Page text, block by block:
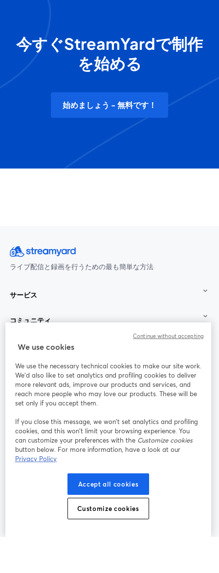
今すぐStreamYardで制作
を始める
始めましょう - 無料です！
ライブ配信と録画を行うための最も簡単な方法
サービス
コミュニティ
StreamYard：
参加する
ライ
ンセ
ミナ
ー
Facebook
新しいタブで開く(Twitter)
YouTube
Instagram
新しいタブで開く
LinkedIn
新しいタブで開く
新しいタブで開く
プラットフォーム利用規約
個人情報保護方針 クッキーポリシー
We use cookies
We use the necessary technical cookies to make our site work.
We'd also like to set analytics and profiling cookies to deliver
more relevant ads, improve our products and services, and
reach more people who may love our products. These will be
set only if you accept them.
If you close this message, we won’t set analytics and profiling
cookies, and this won’t limit your browsing experience. You
can customize your preferences with the Customize cookies
button below. For more information, have a look at our
Privacy Policy
Accept all cookies
Customize cookies
Continue without accepting